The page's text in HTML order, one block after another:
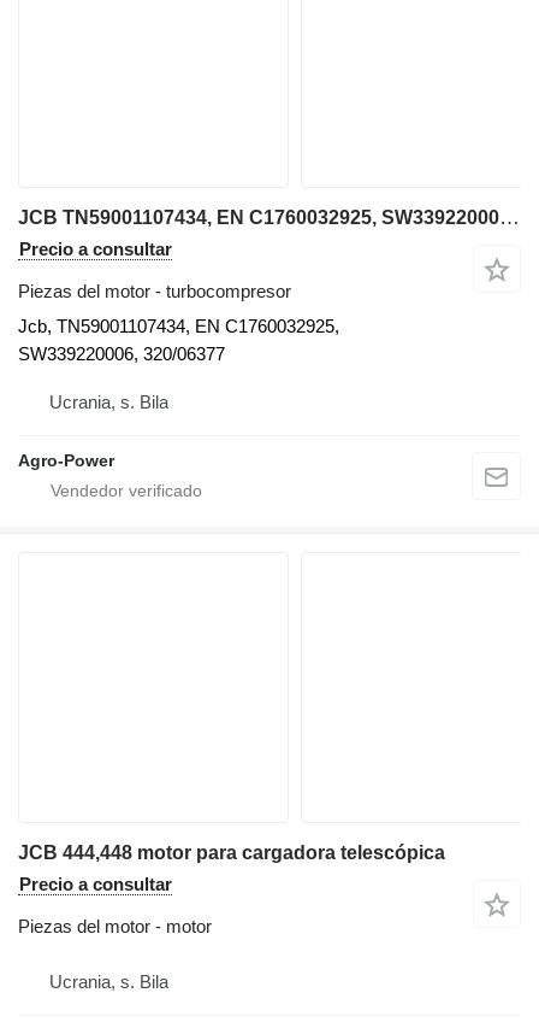
JCB TN59001107434, EN C1760032925, SW339220006, 320/06377 Jcb turbocompresor para cargadora telescópica
Precio a consultar
Piezas del motor - turbocompresor
Jcb, TN59001107434, EN C1760032925,
SW339220006, 320/06377
Ucrania, s. Bila
Agro-Power
JCB 444,448 motor para cargadora telescópica
Precio a consultar
Piezas del motor - motor
Ucrania, s. Bila